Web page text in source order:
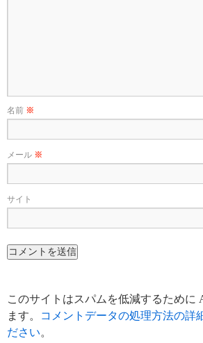
名前 ※
メール ※
サイト
このサイトはスパムを低減するために
ます。
コメントデータの処理方法の詳
ださい。